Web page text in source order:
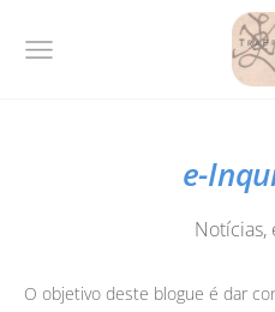
e-
Notícias,
O objetivo deste blogue é dar